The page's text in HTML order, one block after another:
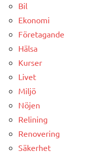
Bil
Ekonomi
Företagande
Hälsa
Kurser
Livet
Miljö
Nöjen
Relining
Renovering
Säkerhet